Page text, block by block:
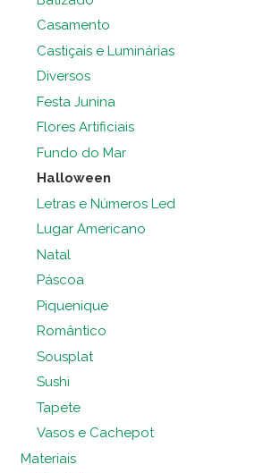
Casamento
Castiçais e Luminárias
Diversos
Festa Junina
Flores Artificiais
Fundo do Mar
Halloween
Letras e Números Led
Lugar Americano
Natal
Páscoa
Piquenique
Romântico
Sousplat
Sushi
Tapete
Vasos e Cachepot
Materiais